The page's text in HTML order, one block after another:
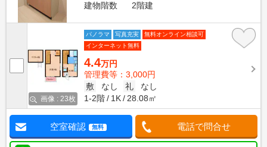
建物階数
2階建
画像 : 23枚
パノラマ 写真充実
無料オンライン相談可
インターネット無料
4.4万円
管理費等：3,000円
敷
なし 礼
なし
1-2階
1K 28.08㎡
空室確認 無料 電話で問合せ